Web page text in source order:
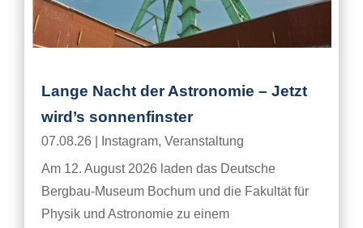
Lange Nacht der Astronomie – Jetzt
wird’s sonnenfinster
07.08.26 Instagram, Veranstaltung
Am 12. August 2026 laden das Deutsche
Bergbau-Museum Bochum und die Fakultät für
Physik und Astronomie zu einem